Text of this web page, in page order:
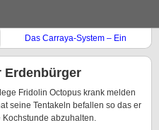
Das Carraya-System – Ein
Sonnensturm?
Erdenbürger
Fridolin Octopus krank melden
seine Tentakeln befallen so das er
abzuhalten.